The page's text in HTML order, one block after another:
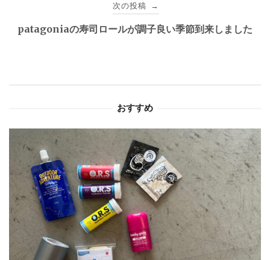
ゲ
次の投稿 →
patagoniaの寿司ロールが調子良い季節到来しました
おすすめ